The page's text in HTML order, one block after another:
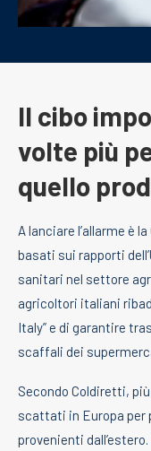
Il cibo
volte più
quello
A lanciare l’allarme è
basati sui rapporti
sanitari nel settore
agricoltori italiani
Italy” e di garantire
scaffali dei
Secondo Coldiretti,
scattati in Europa per
provenienti